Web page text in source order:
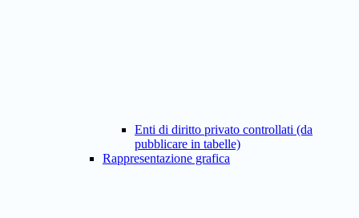
Enti di diritto privato controllati (da
pubblicare in tabelle)
Rappresentazione grafica